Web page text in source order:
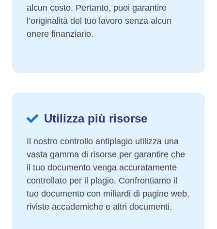
alcun costo. Pertanto, puoi garantire
l’originalità del tuo lavoro senza alcun
onere finanziario.
Utilizza più risorse
Il nostro controllo antiplagio utilizza una
vasta gamma di risorse per garantire che
il tuo documento venga accuratamente
controllato per il plagio. Confrontiamo il
tuo documento con miliardi di pagine web,
riviste accademiche e altri documenti.